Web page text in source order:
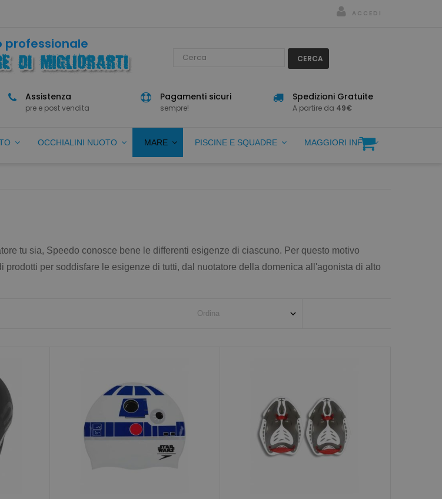
ACCEDI
professionale
CERCA
Assistenza
pre e post vendita
Pagamenti sicuri
sempre!
Spedizioni Gratuite
A partire da 49€
OCCHIALINI NUOTO MARE PISCINE E SQUADRE MAGGIORI INFO
tu sia, Speedo conosce bene le differenti esigenze di ciascuno. Per questo motivo
prodotti per soddisfare le esigenze di tutti, dal nuotatore della domenica all'agonista di alto